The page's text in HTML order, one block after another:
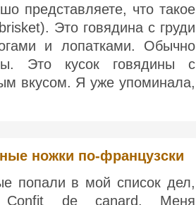
представляете, что такое
Это говядина с груди
и лопатками. Обычно
Это кусок говядины с
вкусом. Я уже упоминала,
ножки по-французски
попали в мой список дел,
Confit de canard. Меня